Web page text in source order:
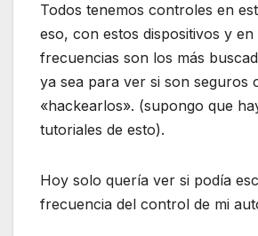
Todos tenemos controles en
eso, con estos dispositivos y en
frecuencias son los más
ya sea para ver si son seguros
«hackearlos». (supongo que
tutoriales de esto).
Hoy solo quería ver si podía
frecuencia del control de mi